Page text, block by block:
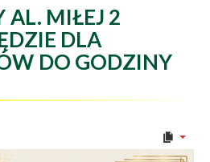
AL. MIŁEJ 2
DLA
DO GODZINY